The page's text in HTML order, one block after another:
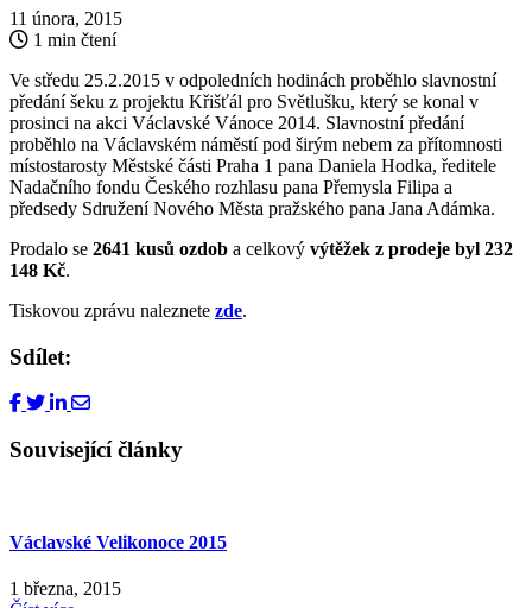
11 února, 2015
1 min čtení
Ve středu 25.2.2015 v odpoledních hodinách proběhlo slavnostní
předání šeku z projektu Křišťál pro Světlušku, který se konal v
prosinci na akci Václavské Vánoce 2014. Slavnostní předání
proběhlo na Václavském náměstí pod širým nebem za přítomnosti
místostarosty Městské části Praha 1 pana Daniela Hodka, ředitele
Nadačního fondu Českého rozhlasu pana Přemysla Filipa a
předsedy Sdružení Nového Města pražského pana Jana Adámka.
Prodalo se 2641 kusů ozdob a celkový výtěžek z prodeje byl 232
148 Kč.
Tiskovou zprávu naleznete zde.
Sdílet:
Související články
Václavské Velikonoce 2015
1 března, 2015